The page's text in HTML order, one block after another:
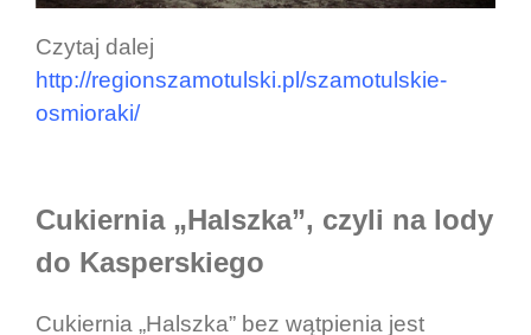
Czytaj dalej
http://regionszamotulski.pl/szamotulskie-
osmioraki/
Cukiernia „Halszka”, czyli na lody
do Kasperskiego
Cukiernia „Halszka” bez wątpienia jest